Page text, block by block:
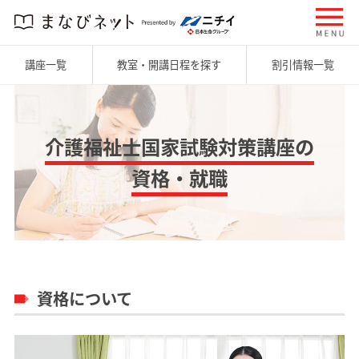
講座一覧 教室・開講日程を探す 割引情報一覧
介護福祉士国家試験対策講座の
資格・就職
資格について